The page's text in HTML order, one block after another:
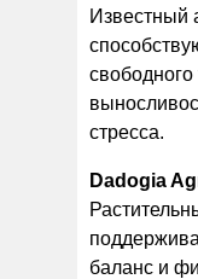
Известный
свободного
стресса.
Dadogia
баланс и